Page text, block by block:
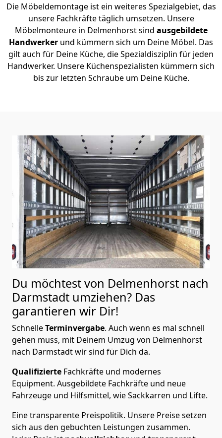
Die Möbeldemontage ist ein weiteres Spezialgebiet, das
unsere Fachkräfte täglich umsetzen. Unsere
Möbelmonteure in Delmenhorst sind ausgebildete
Handwerker und kümmern sich um Deine Möbel. Das
gilt auch für Deine Küche, die Spezialdisziplin für jeden
Handwerker. Unsere Küchenspezialisten kümmern sich
bis zur letzten Schraube um Deine Küche.
Du möchtest von Delmenhorst nach
Darmstadt umziehen? Das
garantieren wir Dir!
SchnelleTerminvergabe. Auch wenn es mal schnell
gehen muss, mit Deinem Umzug von Delmenhorst
nach Darmstadt wir sind für Dich da.
Qualifizierte Fachkräfte und modernes
Equipment. Ausgebildete Fachkräfte und neue
Fahrzeuge und Hilfsmittel, wie Sackkarren und Lifte.
Eine transparente Preispolitik. Unsere Preise setzen
sich aus den gebuchten Leistungen zusammen.